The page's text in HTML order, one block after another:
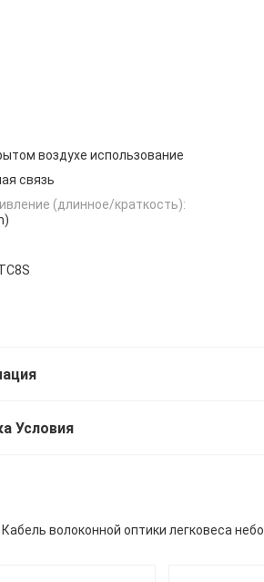
воздухе использование
связь
(длинное/краткость):
Условия
Кабель волоконной оптики легковеса